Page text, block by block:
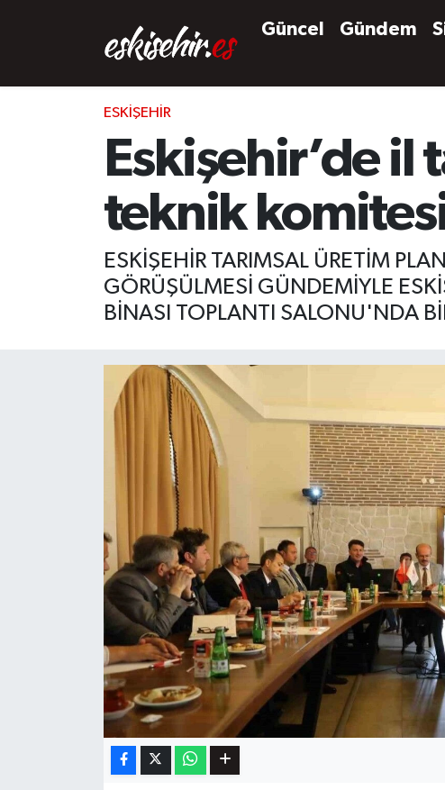
Güncel Gündem
ESKIŞEHIR
Eskişehir’de il
teknik
ESKİŞEHİR TARIMSAL ÜRETİM
GÖRÜŞÜLMESİ GÜNDEMİYLE
BİNASI TOPLANTI SALONU'NDA